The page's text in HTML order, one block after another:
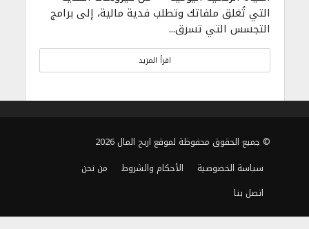
التي تُغلق ملفاتك وتطلب فدية مالية، إلى برامج
التجسس التي تسرق...
اقرأ المزيد
© جميع الحقوق محفوظة لموقع اربح المال 2026
سياسة الخصوصية
الأحكام والشروط
من نحن
اتصل بنا